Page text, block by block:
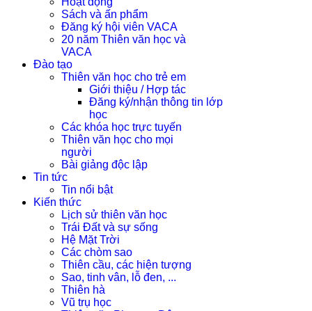
Sách và ấn phẩm
Đăng ký hội viên VACA
20 năm Thiên văn học và
VACA
Đào tạo
Thiên văn học cho trẻ em
Giới thiệu / Hợp tác
Đăng ký/nhận thông tin lớp
học
Các khóa học trực tuyến
Thiên văn học cho mọi
người
Bài giảng độc lập
Tin tức
Tin nổi bật
Kiến thức
Lịch sử thiên văn học
Trái Đất và sự sống
Hệ Mặt Trời
Các chòm sao
Thiên cầu, các hiện tượng
Sao, tinh vân, lỗ đen, ...
Thiên hà
Vũ trụ học